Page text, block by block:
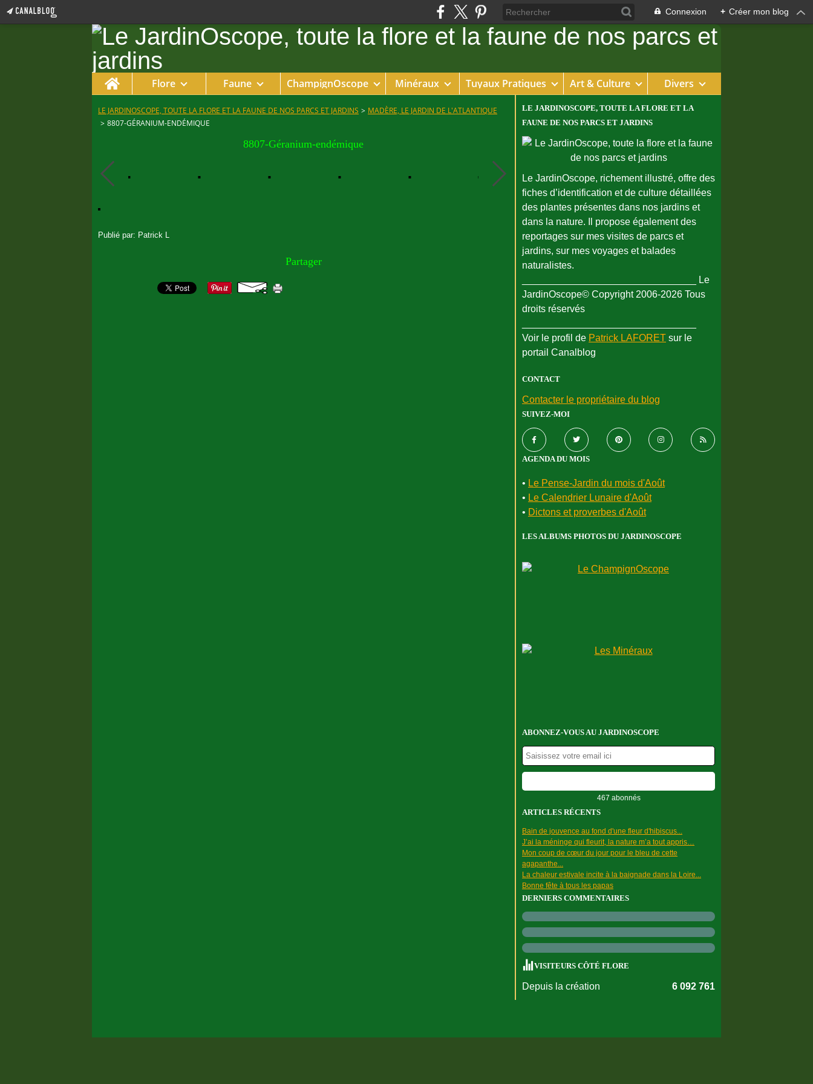
Connexion + Créer mon blog
Home Flore Faune ChampignOscope Minéraux Tuyaux Pratiques Art & Culture Divers
LE JARDINOSCOPE, TOUTE LA FLORE ET LA FAUNE DE NOS PARCS ET JARDINS > MADÈRE, LE JARDIN DE L'ATLANTIQUE
> 8807-GÉRANIUM-ENDÉMIQUE
8807-Géranium-endémique
Publié par: Patrick L
Partager
LE JARDINOSCOPE, TOUTE LA FLORE ET LA
FAUNE DE NOS PARCS ET JARDINS
Le JardinOscope, richement illustré, offre des
fiches d’identification et de culture détaillées
des plantes présentes dans nos jardins et
dans la nature. Il propose également des
reportages sur mes visites de parcs et
jardins, sur mes voyages et balades
naturalistes.
________________________________ Le
JardinOscope© Copyright 2006-2026 Tous
droits réservés
Voir le profil de Patrick LAFORET sur le
portail Canalblog
CONTACT
Contacter le propriétaire du blog
SUIVEZ-MOI
AGENDA DU MOIS
• Le Pense-Jardin du mois d'Août
• Le Calendrier Lunaire d'Août
• Dictons et proverbes d'Août
LES ALBUMS PHOTOS DU JARDINOSCOPE
ABONNEZ-VOUS AU JARDINOSCOPE
467 abonnés
ARTICLES RÉCENTS
Bain de jouvence au fond d'une fleur d'hibiscus...
J’ai la méninge qui fleurit, la nature m’a tout appris…
Mon coup de cœur du jour pour le bleu de cette
agapanthe...
La chaleur estivale incite à la baignade dans la Loire...
Bonne fête à tous les papas
DERNIERS COMMENTAIRES
VISITEURS CÔTÉ FLORE
Depuis la création 6 092 761